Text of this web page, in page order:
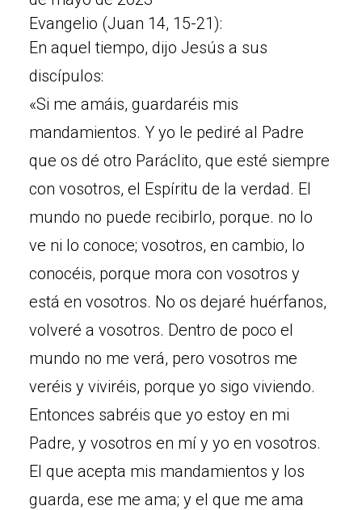
Evangelio (Juan 14, 15-21):
En aquel tiempo, dijo Jesús a sus
discípulos:
«Si me amáis, guardaréis mis
mandamientos. Y yo le pediré al Padre
que os dé otro Paráclito, que esté siempre
con vosotros, el Espíritu de la verdad. El
mundo no puede recibirlo, porque. no lo
ve ni lo conoce; vosotros, en cambio, lo
conocéis, porque mora con vosotros y
está en vosotros. No os dejaré huérfanos,
volveré a vosotros. Dentro de poco el
mundo no me verá, pero vosotros me
veréis y viviréis, porque yo sigo viviendo.
Entonces sabréis que yo estoy en mi
Padre, y vosotros en mí y yo en vosotros.
El que acepta mis mandamientos y los
guarda, ese me ama; y el que me ama